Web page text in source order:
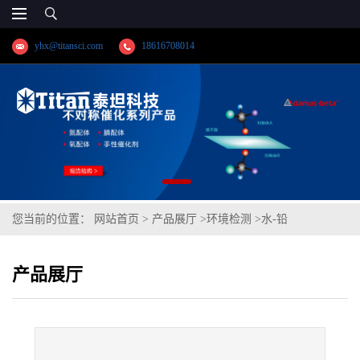
yhx@titansci.com 18616708014
您当前的位置： 网站首页 > 产品展厅 >环境检测 >水-铅
产品展厅